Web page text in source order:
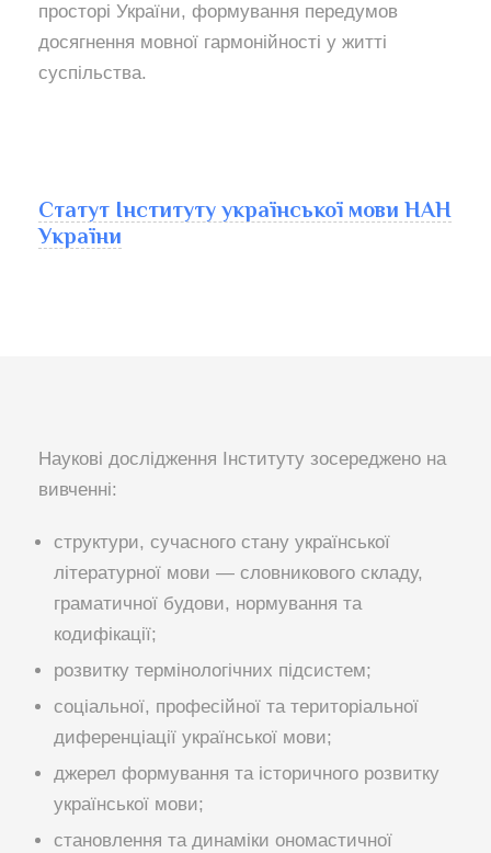
просторі України, формування передумов
досягнення мовної гармонійності у житті
суспільства.
Статут Інституту української мови НАН
України
Наукові дослідження Інституту зосереджено на
вивченні:
структури, сучасного стану української
літературної мови — словникового складу,
граматичної будови, нормування та
кодифікації;
розвитку термінологічних підсистем;
соціальної, професійної та територіальної
диференціації української мови;
джерел формування та історичного розвитку
української мови;
становлення та динаміки ономастичної